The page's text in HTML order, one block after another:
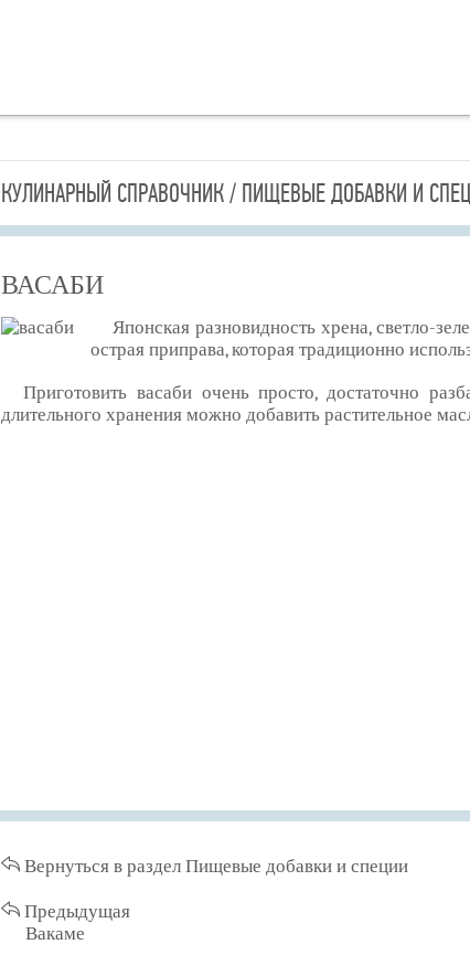
КУЛИНАРНЫЙ СПРАВОЧНИК / ПИЩЕВЫЕ ДОБАВКИ И
ВАСАБИ
Японская разновидность хрена, светло-
острая приправа, которая традиционно
Приготовить васаби очень просто, достаточно
длительного хранения можно добавить растительное
Вернуться в раздел Пищевые добавки и специи
Предыдущая
Вакаме